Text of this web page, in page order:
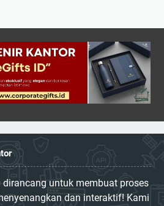
untuk membuat proses
dan interaktif! Kami